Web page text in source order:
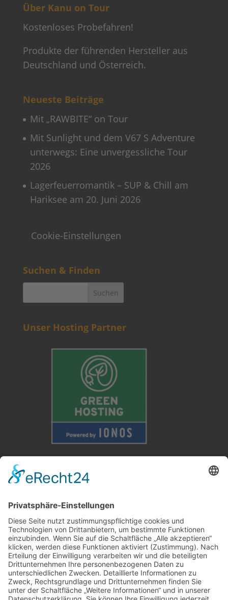
Über Kanu on Tour
Kostenloses Probefahren!
Produkte der führenden Hersteller aus
Deutschland und Österreich.
Neueste Beiträge
Mit „RAWBITE“ on Tour
Mit Sunlight und dem V67 S Adventure
unterwegs: Eine unvergessliche Tour
2026
Lagerfeuerromantik – SUP & Chill am
Hariksee am 20. Juni 2026
Cookie-Einstellungen
Suchen & Finden
Unser Hosting Partner
Weitere Informationen
Kontakt
Newsletter
FAQ
Schlagworte
Datenschutz